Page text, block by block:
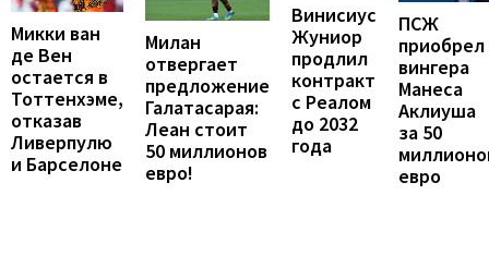
Микки ван
де Вен
остается в
Тоттенхэме,
отказав
Ливерпулю
и Барселоне
Милан
отвергает
предложение
Галатасарая:
Леан стоит
50 миллионов
евро!
Винисиус
Жуниор
продлил
контракт
с Реалом
до 2032
года
ПСЖ
приобрел
вингера
Манеса
Аклиуша
за 50
евро